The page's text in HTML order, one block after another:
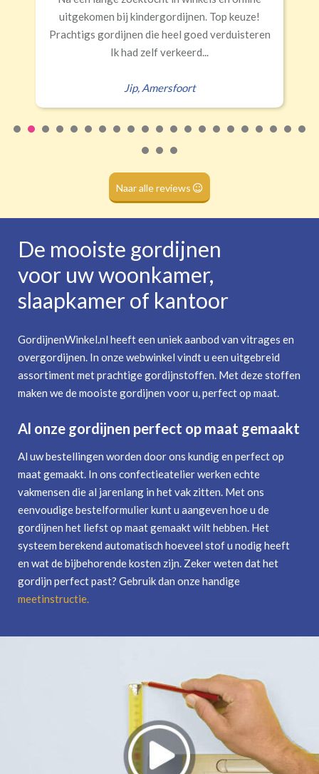
(wave plooi)
Roede
(tunnel)
(dubbele tunnel)
Half verduisterend Volledige verduisterend
€34,95 per stuk
Erald,Zeist
Naar alle reviews
De mooiste gordijnen
voor uw woonkamer,
slaapkamer of kantoor
GordijnenWinkel.nl heeft een uniek aanbod van vitrages en
overgordijnen. In onze webwinkel vindt u een uitgebreid
assortiment met prachtige gordijnstoffen. Met deze stoffen
maken we de mooiste gordijnen voor u, perfect op maat.
Al onze gordijnen perfect op maat gemaakt
Al uw bestellingen worden door ons kundig en perfect op
maat gemaakt. In ons confectieatelier werken echte
vakmensen die al jarenlang in het vak zitten. Met ons
eenvoudige bestelformulier kunt u aangeven hoe u de
gordijnen het liefst op maat gemaakt wilt hebben. Het
systeem berekend automatisch hoeveel stof u nodig heeft
en wat de bijbehorende kosten zijn. Zeker weten dat het
gordijn perfect past? Gebruik dan onze handige
meetinstructie.